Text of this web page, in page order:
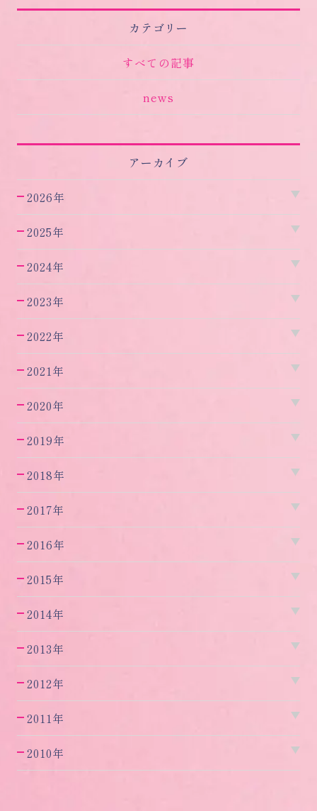
カテゴリー
すべての記事
news
アーカイブ
2026年
2025年
2024年
2023年
2022年
2021年
2020年
2019年
2018年
2017年
2016年
2015年
2014年
2013年
2012年
2011年
2010年